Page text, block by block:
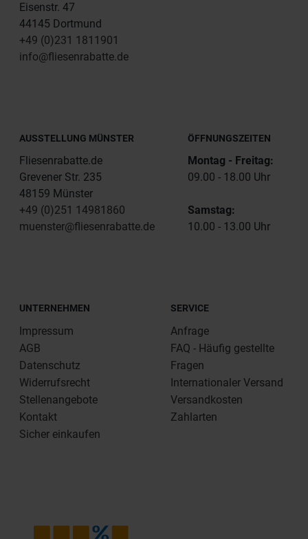
Eisenstr. 47
44145 Dortmund
+49 (0)231 1811901
info@fliesenrabatte.de
AUSSTELLUNG MÜNSTER
Fliesenrabatte.de
Grevener Str. 235
48159 Münster
+49 (0)251 14981860
muenster@fliesenrabatte.de
ÖFFNUNGSZEITEN
Montag - Freitag:
09.00 - 18.00 Uhr
Samstag:
10.00 - 13.00 Uhr
UNTERNEHMEN
Impressum
AGB
Datenschutz
Widerrufsrecht
Stellenangebote
Kontakt
Sicher einkaufen
SERVICE
Anfrage
FAQ - Häufig gestellte
Fragen
Internationaler Versand
Versandkosten
Zahlarten